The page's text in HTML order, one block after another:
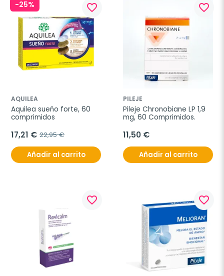
-25% favorite_border
AQUILEA
Aquilea sueño forte, 60
comprimidos
17,21 € 22,95 €
Añadir al carrito
favorite_border
PILEJE
Pileje Chronobiane LP 1,9
mg, 60 Comprimidos.
11,50 €
Añadir al carrito
favorite_border favorite_border